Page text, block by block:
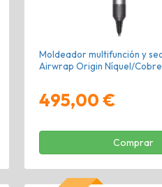
Moldeador multifunción y
Airwrap Origin Níquel/Cobre
495,00 €
Comprar